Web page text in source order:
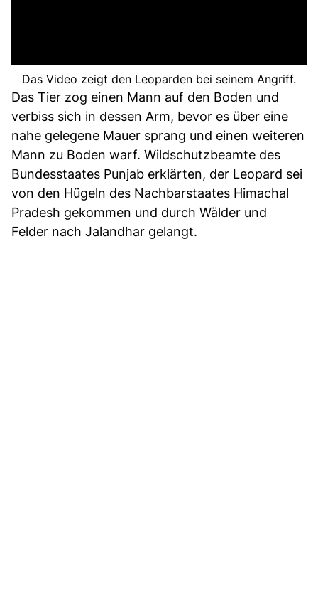
Das Video zeigt den Leoparden bei seinem Angriff.
Das Tier zog einen Mann auf den Boden und
verbiss sich in dessen Arm, bevor es über eine
nahe gelegene Mauer sprang und einen weiteren
Mann zu Boden warf. Wildschutzbeamte des
Bundesstaates Punjab erklärten, der Leopard sei
von den Hügeln des Nachbarstaates Himachal
Pradesh gekommen und durch Wälder und
Felder nach Jalandhar gelangt.